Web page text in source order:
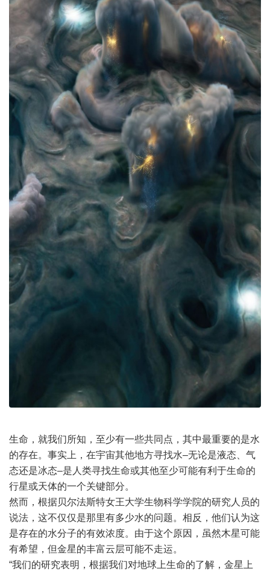
生命，就我们所知，至少有一些共同点，其中最重要的是水
的存在。事实上，在宇宙其他地方寻找水–无论是液态、气
态还是冰态–是人类寻找生命或其他至少可能有利于生命的
行星或天体的一个关键部分。
然而，根据贝尔法斯特女王大学生物科学学院的研究人员的
说法，这不仅仅是那里有多少水的问题。相反，他们认为这
是存在的水分子的有效浓度。由于这个原因，虽然木星可能
有希望，但金星的丰富云层可能不走运。
“我们的研究表明，根据我们对地球上生命的了解，金星上